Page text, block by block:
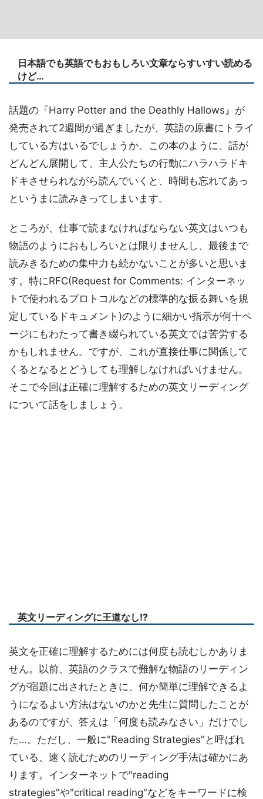
日本語でも英語でもおもしろい文章ならすいすい読める
けど…
話題の『Harry Potter and the Deathly Hallows』が
発売されて2週間が過ぎましたが、英語の原書にトライ
している方はいるでしょうか。この本のように、話が
どんどん展開して、主人公たちの行動にハラハラドキ
ドキさせられながら読んでいくと、時間も忘れてあっ
というまに読みきってしまいます。
ところが、仕事で読まなければならない英文はいつも
物語のようにおもしろいとは限りませんし、最後まで
読みきるための集中力も続かないことが多いと思いま
す。特にRFC(Request for Comments: インターネッ
トで使われるプロトコルなどの標準的な振る舞いを規
定しているドキュメント)のように細かい指示が何十ペ
ージにもわたって書き綴られている英文では苦労する
かもしれません。ですが、これが直接仕事に関係して
くるとなるとどうしても理解しなければいけません。
そこで今回は正確に理解するための英文リーディング
について話をしましょう。
英文リーディングに王道なし!?
英文を正確に理解するためには何度も読むしかありま
せん。以前、英語のクラスで難解な物語のリーディン
グが宿題に出されたときに、何か簡単に理解できるよ
うになるよい方法はないのかと先生に質問したことが
あるのですが、答えは「何度も読みなさい」だけでし
た…。ただし、一般に"Reading Strategies"と呼ばれ
ている、速く読むためのリーディング手法は確かにあ
ります。インターネットで"reading
strategies"や"critical reading"などをキーワードに検